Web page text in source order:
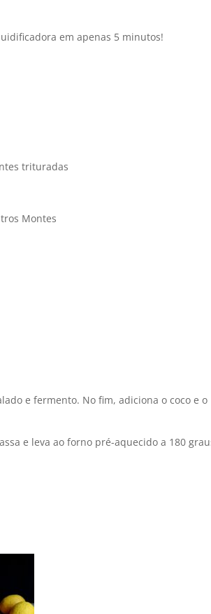
em apenas 5 minutos!
trituradas
Montes
e fermento. No fim, adiciona o coco e o
e leva ao forno pré-aquecido a 180